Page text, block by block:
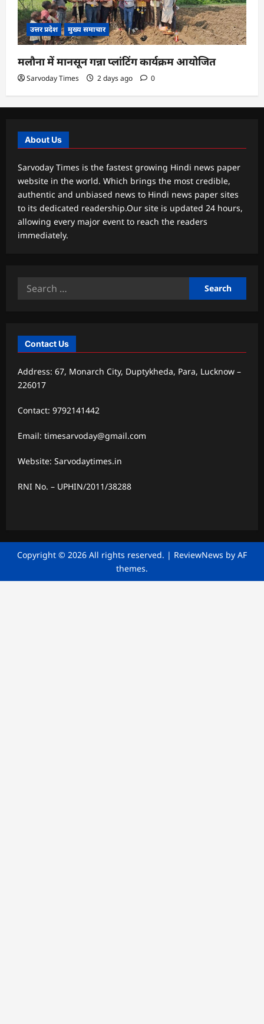
उत्तर प्रदेश मुख्य समाचार
मलौना में मानसून गन्ना प्लांटिंग कार्यक्रम आयोजित
Sarvoday Times 2 days ago 0
About Us
Sarvoday Times is the fastest growing Hindi news paper
website in the world. Which brings the most credible,
authentic and unbiased news to Hindi news paper sites
to its dedicated readership.Our site is updated 24 hours,
allowing every major event to reach the readers
immediately.
Search
Contact Us
Address: 67, Monarch City, Duptykheda, Para, Lucknow –
226017
Contact: 9792141442
Email: timesarvoday@gmail.com
Website: Sarvodaytimes.in
RNI No. – UPHIN/2011/38288
Copyright © 2026 All rights reserved. | ReviewNews by AF
themes.